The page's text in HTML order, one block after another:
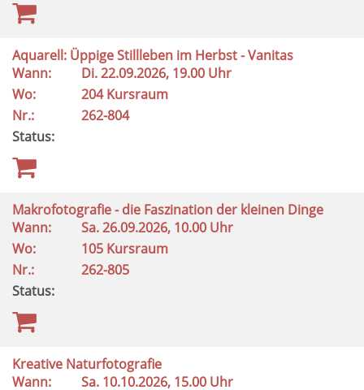
Aquarell: Üppige Stillleben im Herbst - Vanitas
Wann:
Di.22.09.2026, 19.00 Uhr
Wo:
204 Kursraum
Nr.:
262-804
Status:
Makrofotografie - die Faszination der kleinen Dinge
Wann:
Sa.26.09.2026, 10.00 Uhr
Wo:
105 Kursraum
Nr.:
262-805
Status:
Kreative Naturfotografie
Wann:
Sa. 10.10.2026, 15.00 Uhr